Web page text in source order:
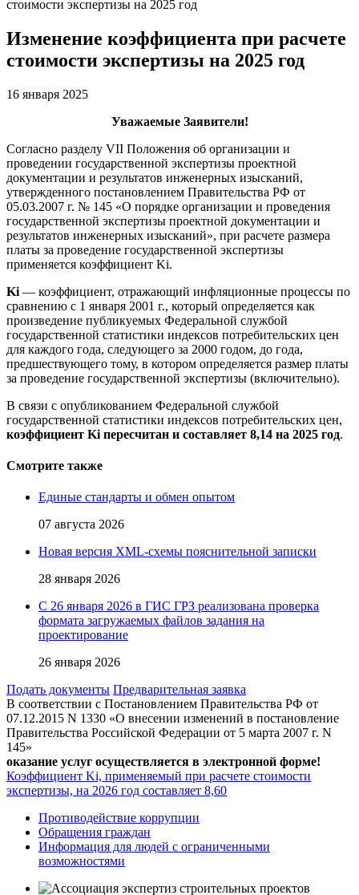
стоимости экспертизы на 2025 год
Изменение коэффициента при расчете
стоимости экспертизы на 2025 год
16 января 2025
Уважаемые Заявители!
Согласно разделу VII Положения об организации и
проведении государственной экспертизы проектной
документации и результатов инженерных изысканий,
утвержденного постановлением Правительства РФ от
05.03.2007 г. № 145 «О порядке организации и проведения
государственной экспертизы проектной документации и
результатов инженерных изысканий», при расчете размера
платы за проведение государственной экспертизы
применяется коэффициент Ki.
Ki — коэффициент, отражающий инфляционные процессы по
сравнению с 1 января 2001 г., который определяется как
произведение публикуемых Федеральной службой
государственной статистики индексов потребительских цен
для каждого года, следующего за 2000 годом, до года,
предшествующего тому, в котором определяется размер платы
за проведение государственной экспертизы (включительно).
В связи с опубликованием Федеральной службой
государственной статистики индексов потребительских цен,
коэффициент Ki пересчитан и составляет 8,14 на 2025 год.
Смотрите также
Единые стандарты и обмен опытом
07 августа 2026
Новая версия XML-схемы пояснительной записки
28 января 2026
С 26 января 2026 в ГИС ГРЗ реализована проверка
формата загружаемых файлов задания на
проектирование
26 января 2026
Подать документы Предварительная заявка
В соответствии с Постановлением Правительства РФ от
07.12.2015 N 1330 «О внесении изменений в постановление
Правительства Российской Федерации от 5 марта 2007 г. N
145»
оказание услуг осуществляется в электронной форме!
Коэффициент Ki, применяемый при расчете стоимости
экспертизы, на 2026 год составляет 8,60
Противодействие коррупции
Обращения граждан
Информация для людей с ограниченными
возможностями